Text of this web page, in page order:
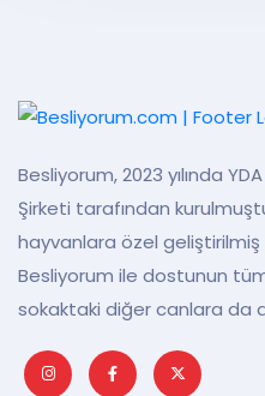
Besliyorum, 2023 yılında
Şirketi tarafından
hayvanlara özel
Besliyorum ile dostunun tüm
sokaktaki diğer canlara da